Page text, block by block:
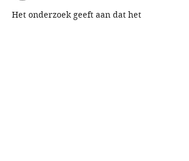
Het onderzoek geeft aan dat het